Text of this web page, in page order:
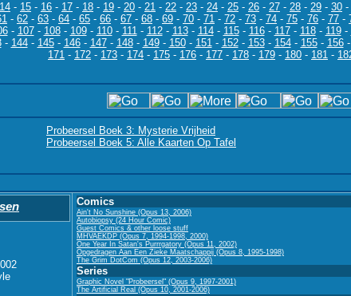
14 - 15 - 16 - 17 - 18 - 19 - 20 - 21 - 22 - 23 - 24 - 25 - 26 - 27 - 28 - 29 - 30 -
- 62 - 63 - 64 - 65 - 66 - 67 - 68 - 69 - 70 - 71 - 72 - 73 - 74 - 75 - 76 - 77 -
- 107- 108- 109- 110- 111- 112- 113- 114- 115- 116- 117- 118- 119-
- 144- 145- 146- 147- 148- 149- 150- 151- 152- 153- 154- 155- 156-
171 - 172 - 173 - 174 - 175 - 176 - 177 - 178 - 179 - 180 - 181 -
Probeersel Boek 3: Mysterie Vrijheid
Probeersel Boek 5: Alle Kaarten Op Tafel
Comics
Ain't No Sunshine (Opus 13, 2006)
Autobiopsy (24 Hour Comic)
Guest Comics & other loose stuff
MHVAEKDP (Opus 7, 1994-1998, 2000)
One Year In Satan's Purrrgatory (Opus 11, 2002)
Opgedragen Aan Een Zieke Maatschappij (Opus 8, 1995-1998)
The Grim DotCom (Opus 12, 2003-2006)
Series
Graphic Novel "Probeersel" (Opus 9, 1997-2001)
The Artificial Real (Opus 10, 2001-2006)